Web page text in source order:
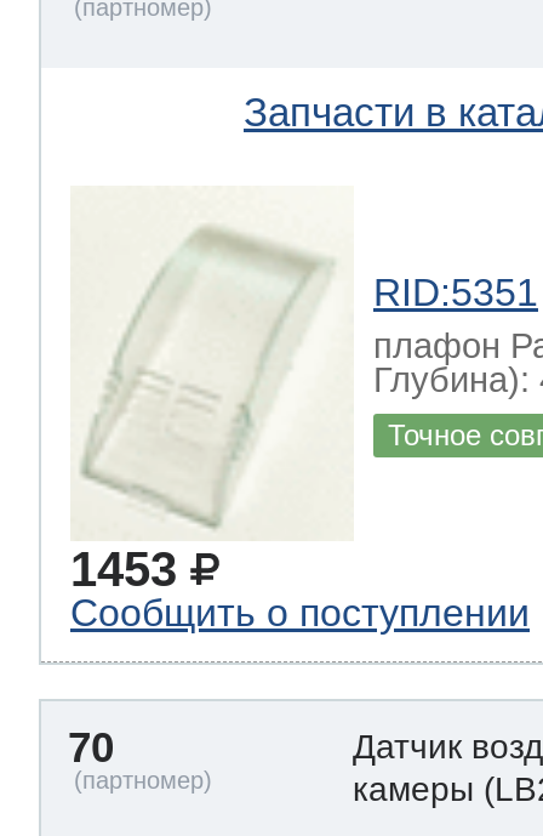
Запчасти в
RID:5351
плафон
Глубина):
Точное
1453
Сообщить о поступлении
70
Датчик
камеры